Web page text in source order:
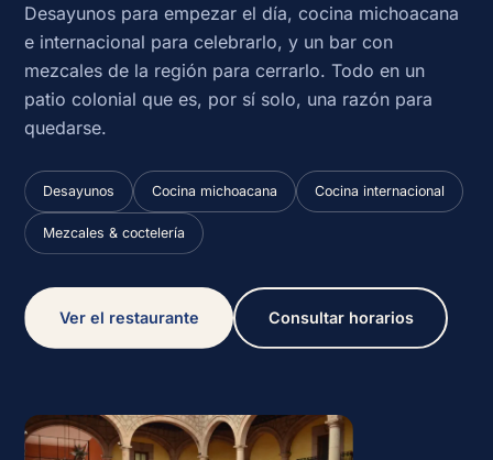
Desayunos para empezar el día, cocina michoacana
e internacional para celebrarlo, y un bar con
mezcales de la región para cerrarlo. Todo en un
patio colonial que es, por sí solo, una razón para
quedarse.
Desayunos Cocina michoacana Cocina internacional
Mezcales & coctelería
Ver el restaurante Consultar horarios